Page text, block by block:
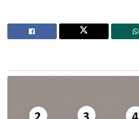
പൗരൻ കൊല്ലപ്പെട്ടു, മറ്റൊരാൾ
മറച്ചുവെക്കാൻ പാകിസ്താൻ;
‘ എനിക്ക് ആരെയും ഭയമില്ല.
വിജയിച്ചാണ്. ആരുടെയും